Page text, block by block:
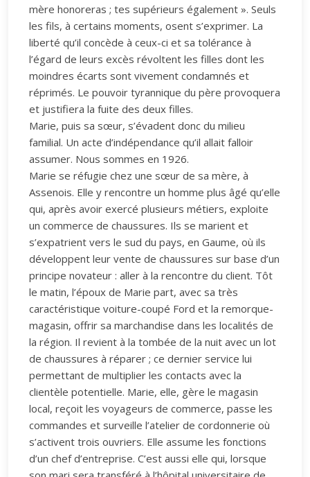
mère honoreras ; tes supérieurs également ». Seuls
les fils, à certains moments, osent s’exprimer. La
liberté qu’il concède à ceux-ci et sa tolérance à
l’égard de leurs excès révoltent les filles dont les
moindres écarts sont vivement condamnés et
réprimés. Le pouvoir tyrannique du père provoquera
et justifiera la fuite des deux filles.
Marie, puis sa sœur, s’évadent donc du milieu
familial. Un acte d’indépendance qu’il allait falloir
assumer. Nous sommes en 1926.
Marie se réfugie chez une sœur de sa mère, à
Assenois. Elle y rencontre un homme plus âgé qu’elle
qui, après avoir exercé plusieurs métiers, exploite
un commerce de chaussures. Ils se marient et
s’expatrient vers le sud du pays, en Gaume, où ils
développent leur vente de chaussures sur base d’un
principe novateur : aller à la rencontre du client. Tôt
le matin, l’époux de Marie part, avec sa très
caractéristique voiture-coupé Ford et la remorque-
magasin, offrir sa marchandise dans les localités de
la région. Il revient à la tombée de la nuit avec un lot
de chaussures à réparer ; ce dernier service lui
permettant de multiplier les contacts avec la
clientèle potentielle. Marie, elle, gère le magasin
local, reçoit les voyageurs de commerce, passe les
commandes et surveille l’atelier de cordonnerie où
s’activent trois ouvriers. Elle assume les fonctions
d’un chef d’entreprise. C’est aussi elle qui, lorsque